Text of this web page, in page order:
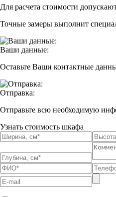
Для расчета стоимости
Точные замеры выполнит
Ваши данные:
Оставьте Ваши контактные
Отправка:
Отправьте всю необходимую
Узнать стоимость шкафа